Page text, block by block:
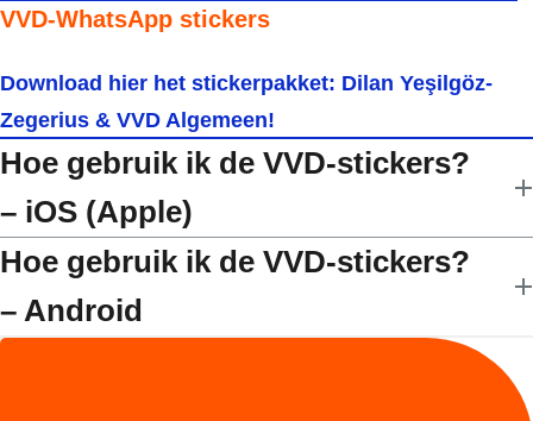
VVD-WhatsApp stickers
Download hier het stickerpakket: Dilan Yeşilgöz-
Zegerius & VVD Algemeen!
Hoe gebruik ik de VVD-stickers?
– iOS (Apple)
Hoe gebruik ik de VVD-stickers?
– Android